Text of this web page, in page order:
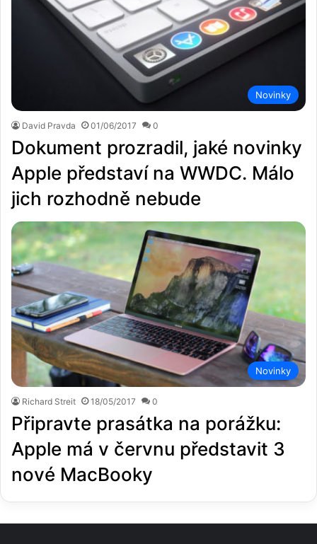
Novinky
David Pravda 01/06/2017 0
Dokument prozradil, jaké novinky
Apple představí na WWDC. Málo
jich rozhodně nebude
Novinky
Richard Streit 18/05/2017 0
Připravte prasátka na porážku:
Apple má v červnu představit 3
nové MacBooky